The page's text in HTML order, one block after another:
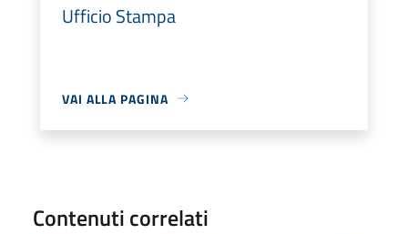
Ufficio Stampa
VAI ALLA PAGINA
Contenuti correlati